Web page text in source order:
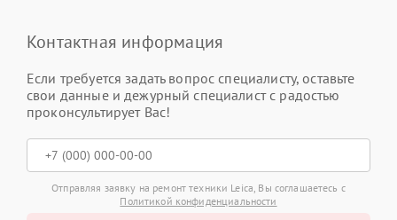
Контактная информация
Если требуется задать вопрос специалисту, оставьте
свои данные и дежурный специалист с радостью
проконсультирует Вас!
Отправляя заявку на ремонт техники Leica, Вы соглашаетесь с
Политикой конфиденциальности